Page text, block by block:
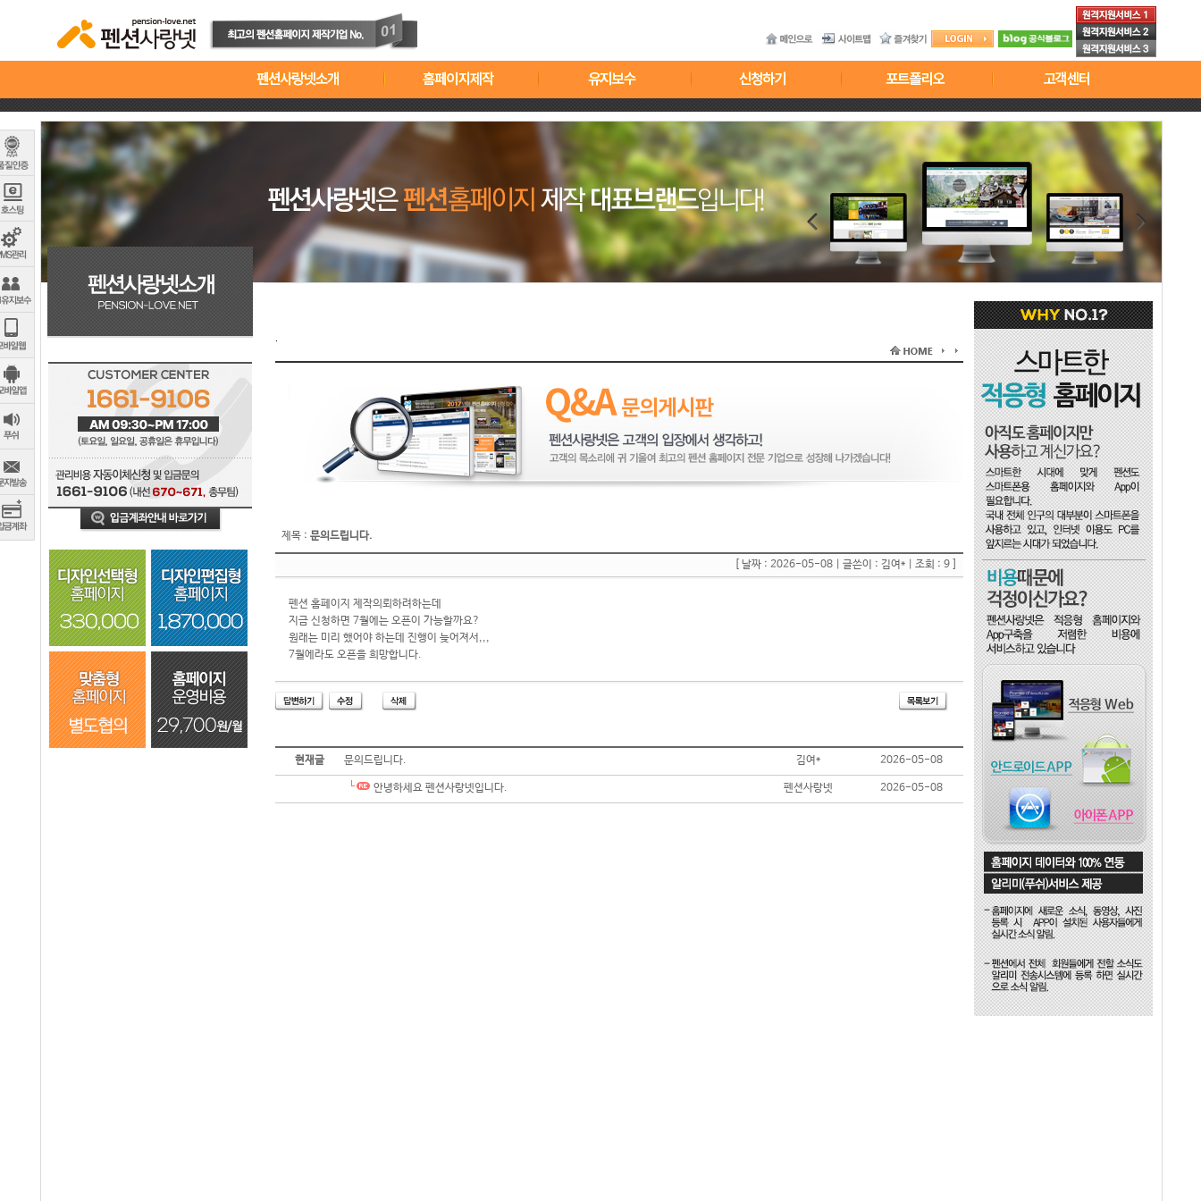
제목 : 문의드립니다.
[ 날짜 : 2026-05-08 | 글쓴이 : 김여* | 조회 : 9 ]
펜션 홈페이지 제작의뢰하려하는데
지금 신청하면 7월에는 오픈이 가능할까요?
원래는 미리 했어야 하는데 진행이 늦어져서,,,
7월에라도 오픈을 희망합니다.
현재글 문의드립니다. 김여* 2026-05-08
안녕하세요 펜션사랑넷입니다. 펜션사랑넷 2026-05-08